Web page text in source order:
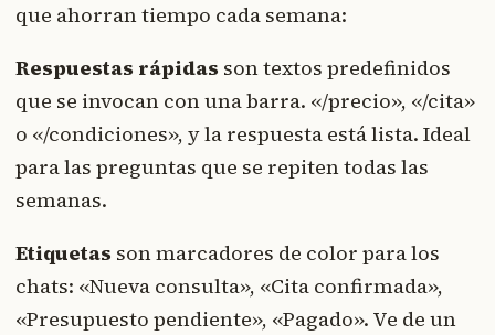
que ahorran tiempo cada semana:
Respuestas rápidas son textos predefinidos
que se invocan con una barra. «/precio», «/cita»
o «/condiciones», y la respuesta está lista. Ideal
para las preguntas que se repiten todas las
semanas.
Etiquetas son marcadores de color para los
chats: «Nueva consulta», «Cita confirmada»,
«Presupuesto pendiente», «Pagado». Ve de un